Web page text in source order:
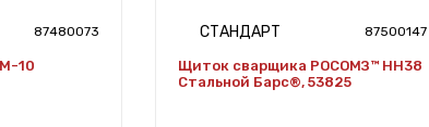
87480073
10
СТАНДАРТ 87500147
Щиток сварщика РОСОМЗ™ НН38
Стальной Барс®, 53825